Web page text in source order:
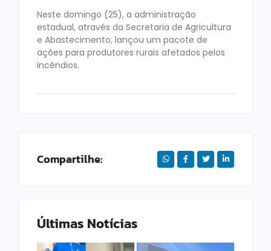
Neste domingo (25), a administração
estadual, através da Secretaria de Agricultura
e Abastecimento, lançou um pacote de
ações para produtores rurais afetados pelos
incêndios.
Compartilhe:
Últimas Notícias